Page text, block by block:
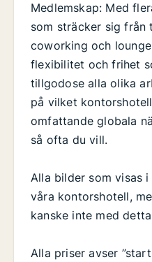
Medlemskap: Med
som sträcker sig
coworking och
flexibilitet och frihet
tillgodose alla olika
på vilket
omfattande globala
så ofta du vill.
Alla bilder som visas
våra kontorshotell,
kanske inte med
Alla priser avser